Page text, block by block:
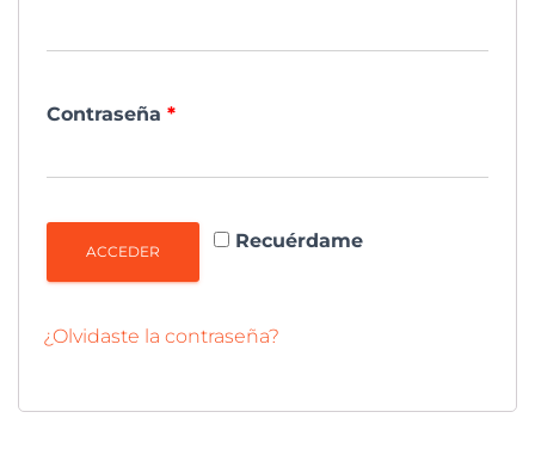
Contraseña *
Recuérdame
ACCEDER
¿Olvidaste la contraseña?